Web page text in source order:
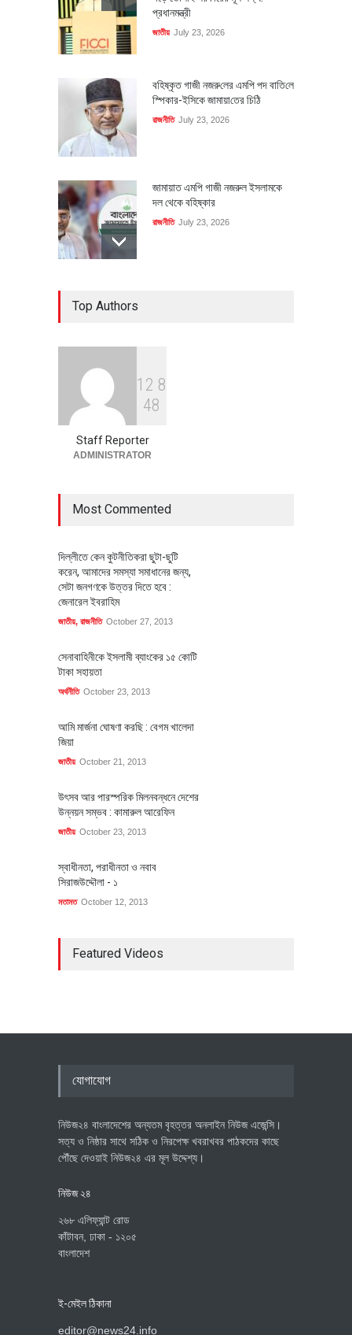
প্রধানমন্ত্রী
জাতীয় July 23, 2026
বহিষ্কৃত গাজী নজরু‌লের এম‌পি পদ বা‌তি‌লে
স্পিকার-ইসিকে জামায়া‌তের চি‌ঠি
রাজনীতি July 23, 2026
জামায়াত এমপি গাজী নজরুল ইসলামকে
দল থেকে বহিষ্কার
রাজনীতি July 23, 2026
বৈশ্বিক প্রতিযোগিতা সক্ষমতা বাড়াতে
পোশাক শিল্পে নতুন উদ্যোগ
Top Authors
1 2 8
48
Staff Reporter
ADMINISTRATOR
Most Commented
দিল্লীতে কেন কুটনীতিকরা ছুটা-ছুটি
করেন, আমাদের সমস্যা সমাধানের জন্য,
সেটা জনগণকে উত্তর দিতে হবে :
জেনারেল ইবরাহিম
জাতীয়, রাজনীতি October 27, 2013
সেনাবাহিনীকে ইসলামী ব্যাংকের ১৫ কোটি
টাকা সহায়তা
অর্থনীতি October 23, 2013
আমি মার্জনা ঘোষণা করছি : বেগম খালেদা
জিয়া
জাতীয় October 21, 2013
উৎসব আর পারস্পরিক মিলনবন্ধনে দেশের
উন্নয়ন সম্ভব : কামারুল আরেফিন
জাতীয় October 23, 2013
স্বাধীনতা, পরাধীনতা ও নবাব
সিরাজউদ্দৌলা - ১
মতামত October 12, 2013
Featured Videos
যোগাযোগ
নিউজ২৪ বাংলাদেশের অন্যতম বৃহত্তর অনলাইন নিউজ এজেন্সি।
সত্য ও নিষ্ঠার সাথে সঠিক ও নিরপেক্ষ খবরাখবর পাঠকদের কাছে
পৌঁছে দেওয়াই নিউজ২৪ এর মূল উদ্দেশ্য।
নিউজ ২৪
২৬৮ এলিফ্যান্ট রোড
কাঁটাবন, ঢাকা - ১২০৫
বাংলাদেশ
ই-মেইল ঠিকানা
editor@news24.info